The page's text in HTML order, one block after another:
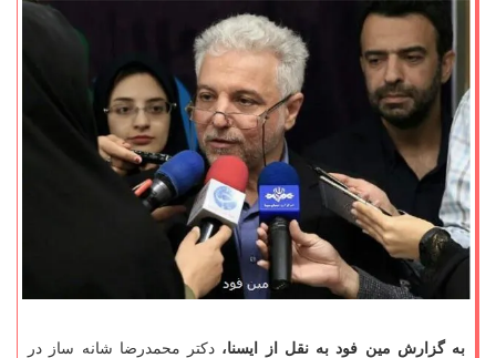
به گزارش مین فود به نقل از ایسنا، دكتر محمدرضا شانه ساز در